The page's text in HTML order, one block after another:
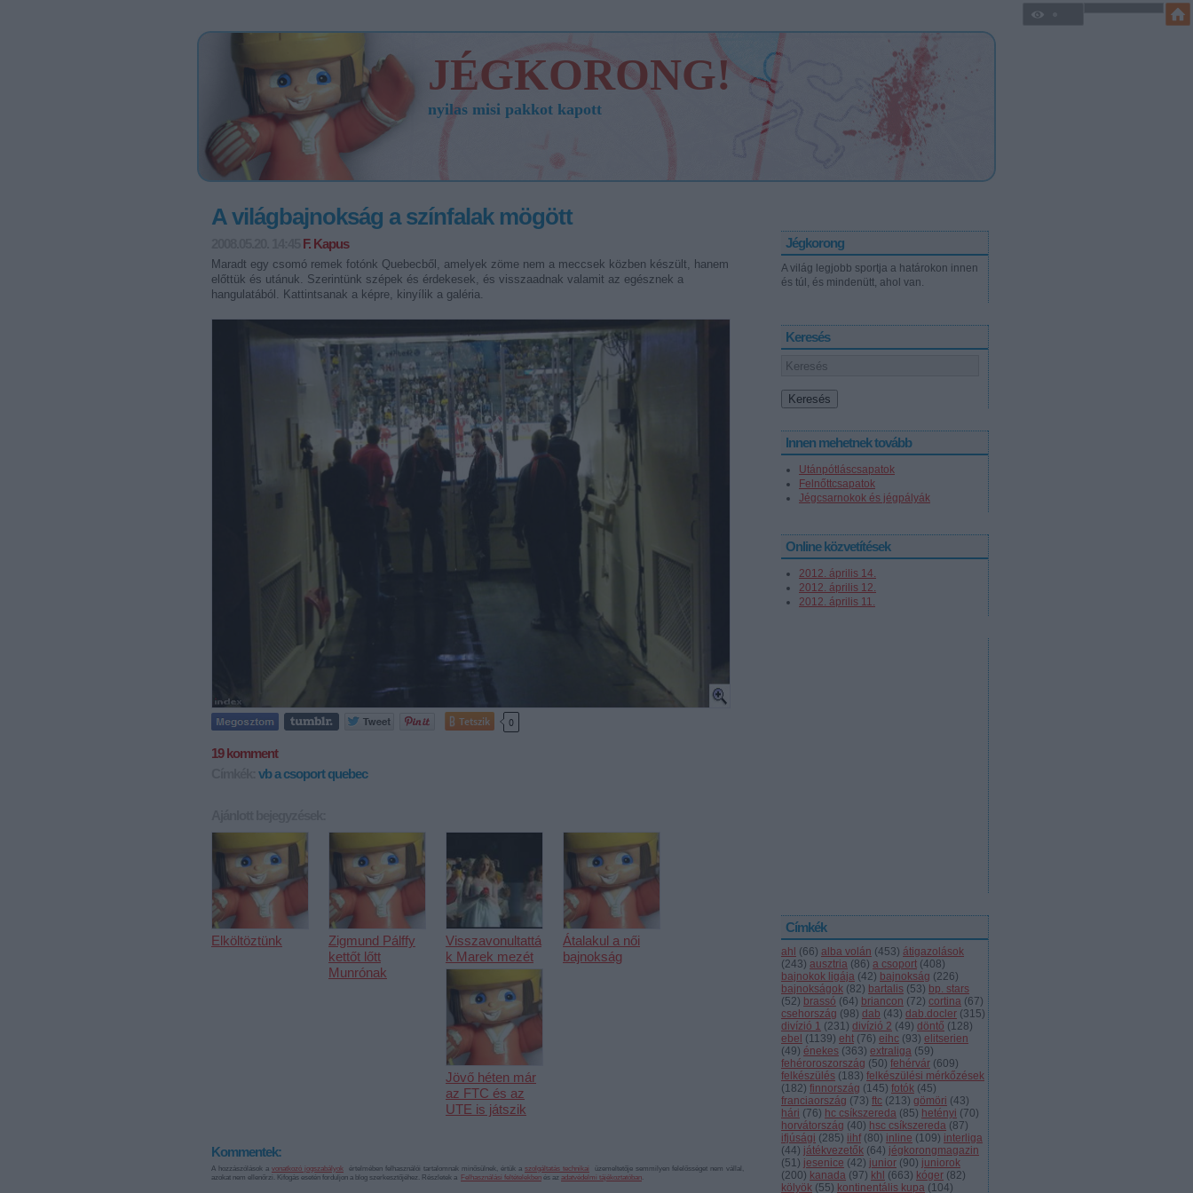
JÉGKORONG!
nyilas misi pakkot kapott
Jégkorong
A világ legjobb sportja a határokon innen
és túl, és mindenütt, ahol van.
Keresés
Innen mehetnek tovább
Utánpótláscsapatok
Felnőttcsapatok
Jégcsarnokok és jégpályák
Online közvetítések
2012. április 14.
2012. április 12.
2012. április 11.
Címkék
ahl (66) alba volán (453) átigazolások
(243) ausztria (86) a csoport (408)
bajnokok ligája (42) bajnokság (226)
bajnokságok (82) bartalis (53) bp. stars
(52) brassó (64) briancon (72) cortina (67)
csehország (98) dab (43) dab.docler (315)
divízió 1 (231) divízió 2 (49) döntő (128)
ebel (1139) eht (76) eihc (93) elitserien
(49) énekes (363) extraliga (59)
fehéroroszország (50) fehérvár (609)
felkészülés (183) felkészülési mérkőzések
(182) finnország (145) fotók (45)
franciaország (73) ftc (213) gömöri (43)
hári (76) hc csíkszereda (85) hetényi (70)
horvátország (40) hsc csíkszereda (87)
ifjúsági (285) iihf (80) inline (109) interliga
(44) játékvezetők (64) jégkorongmagazin
(51) jesenice (42) junior (90) juniorok
(200) kanada (97) khl (663) kóger (82)
kölyök (55) kontinentális kupa (104)
A világbajnokság a színfalak mögött
F. Kapus
Maradt egy csomó remek fotónk Quebecből, amelyek zöme nem a meccsek közben készült, hanem
előttük és utánuk. Szerintünk szépek és érdekesek, és visszaadnak valamit az egésznek a
hangulatából. Kattintsanak a képre, kinyílik a galéria.
Tetszik 0
19komment
vba csoport quebec
Elköltöztünk
Zigmund Pálffy
kettőt lőtt
Munrónak
Visszavonultattá
k Marek mezét
Átalakul a női
bajnokság
Jövő héten már
az FTC és az
UTE is játszik
Kommentek:
A hozzászólások a vonatkozó jogszabályok értelmében felhasználói tartalomnak minősülnek, értük a szolgáltatás technikai
üzemeltetője semmilyen felelősséget nem vállal,
azokat nem ellenőrzi. Kifogás esetén forduljon a blog szerkesztőjéhez. Részletek a
Felhasználási feltételekben és az adatvédelmi tájékoztatóban.